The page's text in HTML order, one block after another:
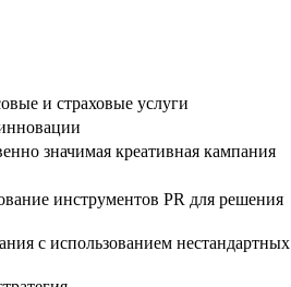
и страховые услуги
значимая креативная кампания
инструментов PR для решения
с использованием нестандартных